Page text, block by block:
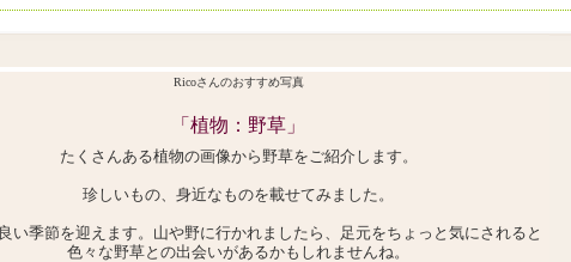
Ricoさんのおすすめ写真
「植物：野草」
たくさんある植物の画像から野草をご紹介します。
珍しいもの、身近なものを載せてみました。
い季節を迎えます。山や野に行かれましたら、足元をちょっと気にされると
色々な野草との出会いがあるかもしれませんね。